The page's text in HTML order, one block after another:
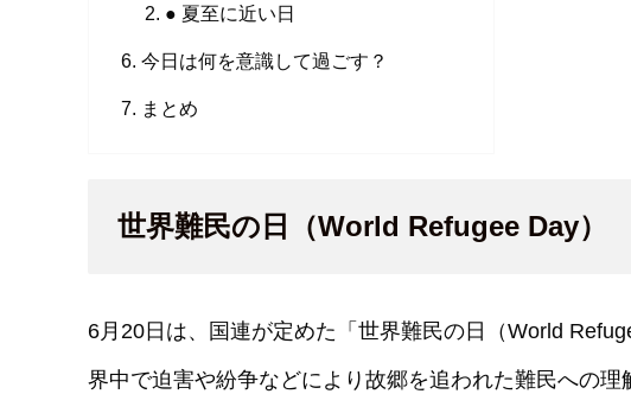
● 夏至に近い日
今日は何を意識して過ごす？
まとめ
世界難民の日（World Refugee Day）
6月20日は、国連が定めた「世界難民の日（World
界中で迫害や紛争などにより故郷を追われた難民への